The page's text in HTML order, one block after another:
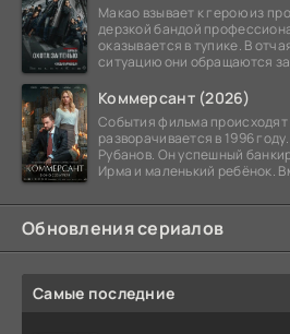
Макао взывает к герою из
дерзкой бандой
оказывается в тупике. В
ситуацию они обращаются
Коммерсант (2026)
События фильма
разворачивается в 1996
Рубанов. Он успешный
Ирма и маленький ребёнок.
Обновления сериалов
Самые последние